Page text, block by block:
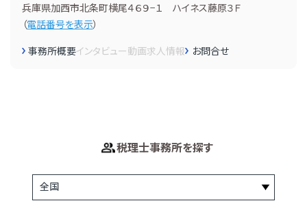
兵庫県加西市北条町横尾４６９−１ ハイネス藤原３Ｆ
（電話番号を表示）
事務所概要インタビュー動画求人情報 お問合せ
税理士事務所を探す